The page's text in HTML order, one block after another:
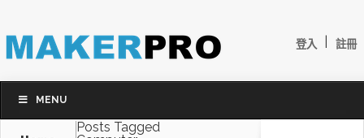
登入 註冊
MENU
Posts Tagged